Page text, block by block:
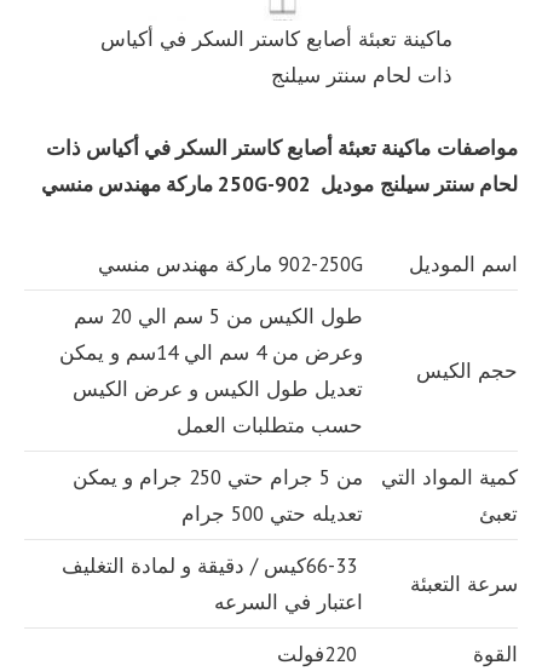
ماكينة تعبئة أصابع كاستر السكر في أكياس
ذات لحام سنتر سيلنج
مواصفات ماكينة تعبئة أصابع كاستر السكر في أكياس ذات
لحام سنتر سيلنج موديل 902-250G ماركة مهندس منسي
اسم الموديل 902-250G ماركة مهندس منسي
حجم الكيس
طول الكيس من 5 سم الي 20 سم
وعرض من 4 سم الي 14سم و يمكن
تعديل طول الكيس و عرض الكيس
حسب متطلبات العمل
كمية المواد التي
تعبئ
من 5 جرام حتي 250 جرام و يمكن
تعديله حتي 500 جرام
سرعة التعبئة
66-33كيس / دقيقة و لمادة التغليف
اعتبار في السرعه
القوة